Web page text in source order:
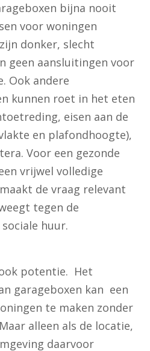
bijna nooit
voor woningen
donker, slecht
geen aansluitingen voor
Ook andere
kunnen roet in het eten
eisen aan de
en plafondhoogte),
Voor een gezonde
vrijwel volledige
de vraag relevant
tegen de
huur.
potentie. Het
garageboxen kan een
te maken zonder
alleen als de locatie,
daarvoor